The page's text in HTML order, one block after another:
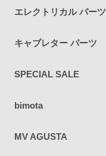
エレクトリカル パーツ
キャブレター パーツ
SPECIAL SALE
bimota
MV AGUSTA